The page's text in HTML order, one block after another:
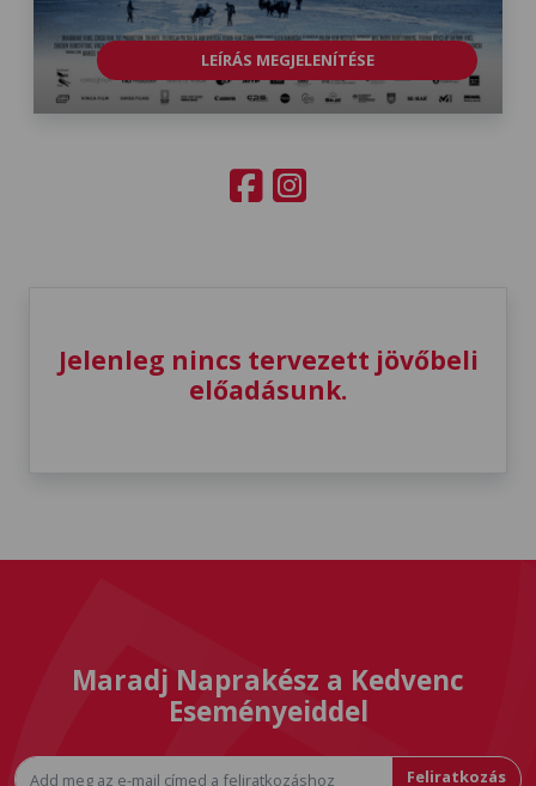
LEÍRÁS MEGJELENÍTÉSE
Jelenleg nincs tervezett jövőbeli
előadásunk.
Maradj Naprakész a Kedvenc
Eseményeiddel
Feliratkozás